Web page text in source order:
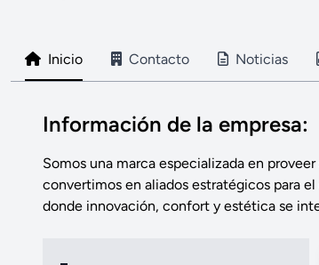
Inicio Contacto Noticias
Información de la empresa:
Somos una marca especializada en
convertimos en aliados estratégicos para
donde innovación, confort y estética se